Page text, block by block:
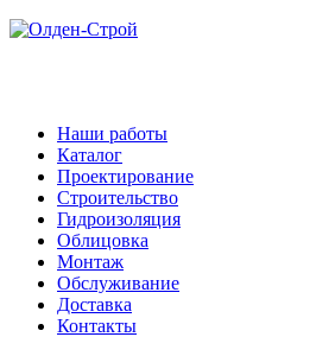
Наши работы
Каталог
Проектирование
Строительство
Гидроизоляция
Облицовка
Монтаж
Обслуживание
Доставка
Контакты